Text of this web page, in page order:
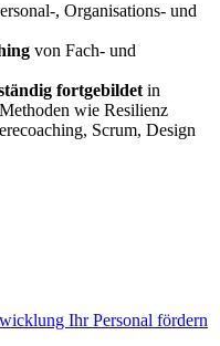
, Organisations- und
von Fach- und
fortgebildet in
wie Resilienz
Scrum, Design
Ihr Personal fördern